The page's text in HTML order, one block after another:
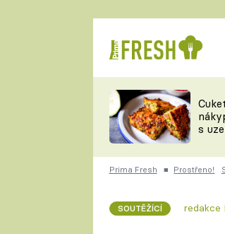
RYCHLOVKY
s
Prima Fresh ■ Prostřeno!
SOUTĚŽÍCÍ redakce